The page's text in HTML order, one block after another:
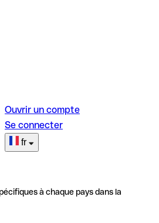
Ouvrir un compte
Se connecter
fr
à chaque pays dans la